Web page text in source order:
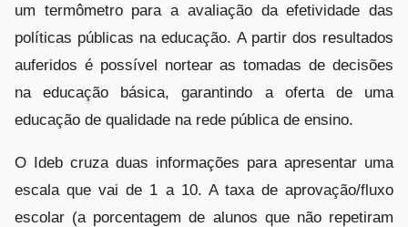
um termômetro para a avaliação da efetividade das
políticas públicas na educação. A partir dos resultados
auferidos é possível nortear as tomadas de decisões
na educação básica, garantindo a oferta de uma
educação de qualidade na rede pública de ensino.
O Ideb cruza duas informações para apresentar uma
escala que vai de 1 a 10. A taxa de aprovação/fluxo
escolar (a porcentagem de alunos que não repetiram